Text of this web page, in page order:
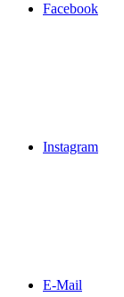
Facebook
Instagram
E-Mail